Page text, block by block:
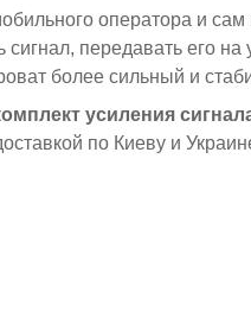
оператора и
сигнал, передавать его
более сильный и
усиления
по Киеву и